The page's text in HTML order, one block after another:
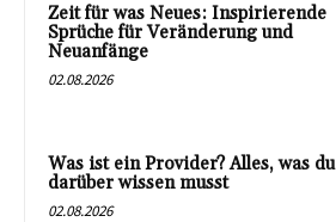
Zeit für was Neues: Inspirierende
Sprüche für Veränderung und
Neuanfänge
02.08.2026
Was ist ein Provider? Alles, was du
darüber wissen musst
02.08.2026